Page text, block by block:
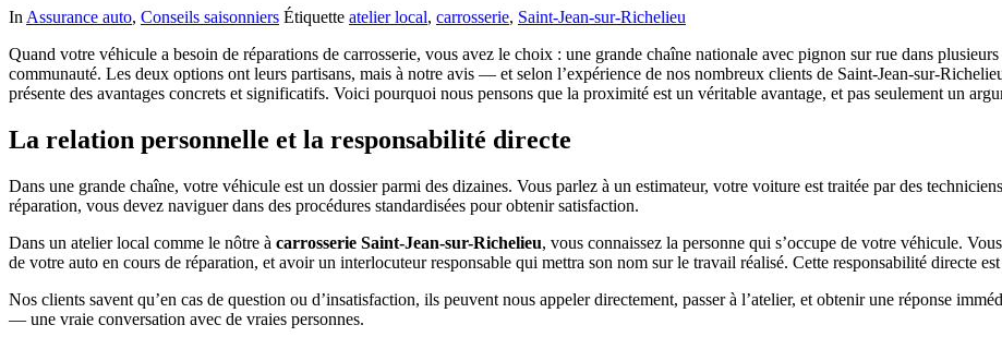
In Assurance auto, Conseils saisonniers Étiquette atelier local, carrosserie, Saint-Jean-sur-Richelieu
Quand votre véhicule a besoin de réparations de carrosserie, vous avez le choix : une grande chaîne nationale avec pignon sur rue dans
communauté. Les deux options ont leurs partisans, mais à notre avis — et selon l’expérience de nos nombreux clients de Saint-Jean-sur-
présente des avantages concrets et significatifs. Voici pourquoi nous pensons que la proximité est un véritable avantage, et pas seulement un
La relation personnelle et la responsabilité directe
Dans une grande chaîne, votre véhicule est un dossier parmi des dizaines. Vous parlez à un estimateur, votre voiture est traitée par des
réparation, vous devez naviguer dans des procédures standardisées pour obtenir satisfaction.
Dans un atelier local comme le nôtre à carrosserie Saint-Jean-sur-Richelieu, vous connaissez la personne qui s’occupe de votre véhicule.
de votre auto en cours de réparation, et avoir un interlocuteur responsable qui mettra son nom sur le travail réalisé. Cette responsabilité directe
Nos clients savent qu’en cas de question ou d’insatisfaction, ils peuvent nous appeler directement, passer à l’atelier, et obtenir une réponse
— une vraie conversation avec de vraies personnes.